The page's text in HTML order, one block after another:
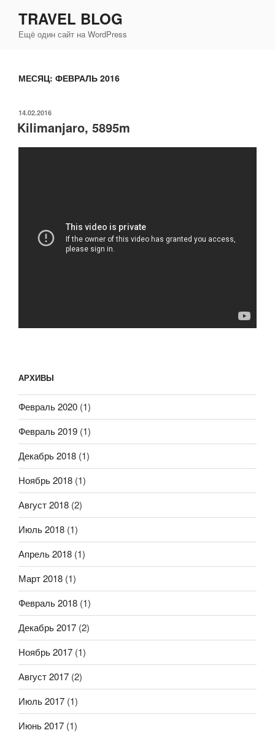
содержимому
TRAVEL BLOG
Ещё один сайт на WordPress
МЕСЯЦ: ФЕВРАЛЬ 2016
ОПУБЛИКОВАНО
14.02.2016
Kilimanjaro, 5895m
АРХИВЫ
Февраль 2020 (1)
Февраль 2019 (1)
Декабрь 2018 (1)
Ноябрь 2018 (1)
Август 2018 (2)
Июль 2018 (1)
Апрель 2018 (1)
Март 2018 (1)
Февраль 2018 (1)
Декабрь 2017 (2)
Ноябрь 2017 (1)
Август 2017 (2)
Июль 2017 (1)
Июнь 2017 (1)